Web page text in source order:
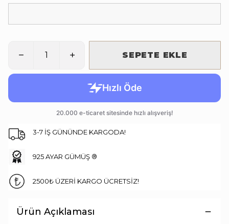
SEPETE EKLE
3-7 İŞ GÜNÜNDE KARGODA!
925 AYAR GÜMÜŞ ®
2500₺ ÜZERİ KARGO ÜCRETSİZ!
Ürün Açıklaması